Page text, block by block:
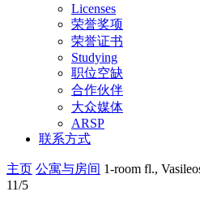
Licenses
荣誉奖项
荣誉证书
Studying
职位空缺
合作伙伴
大众媒体
ARSP
联系方式
主页 公寓与房间 1-room fl.,
11/5